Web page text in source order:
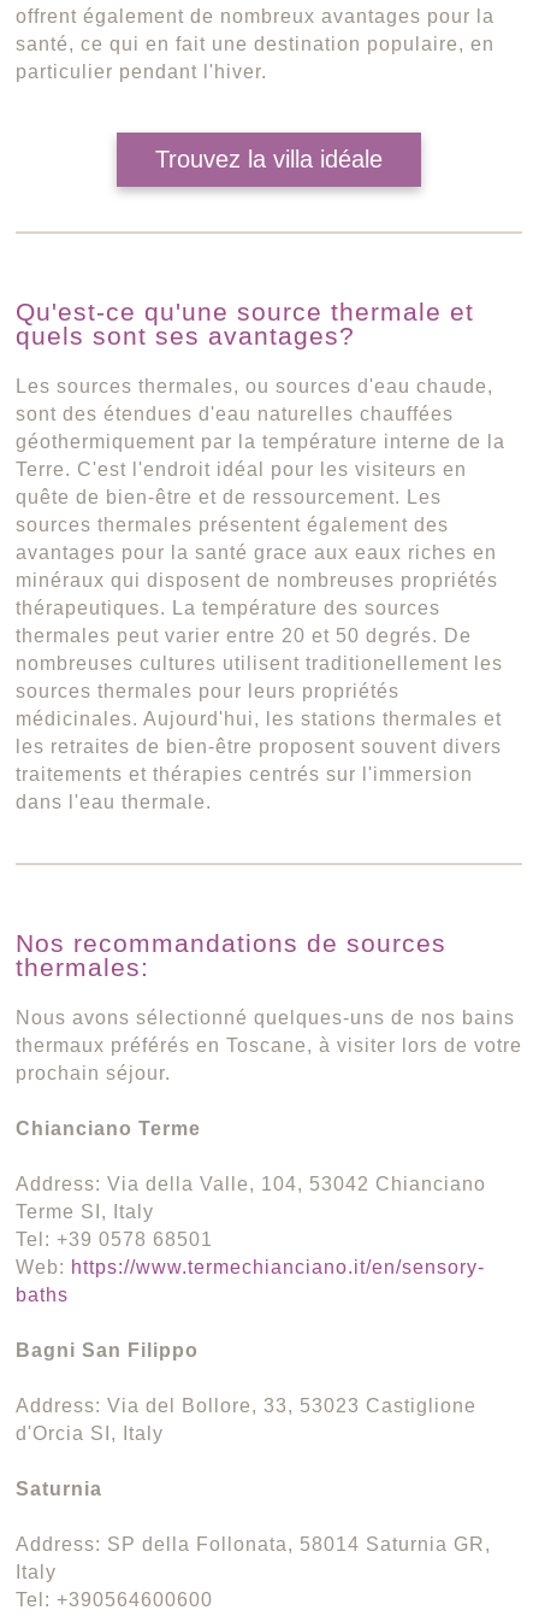
offrent également de nombreux avantages pour la
santé, ce qui en fait une destination populaire, en
particulier pendant l'hiver.
Trouvez la villa idéale
Qu'est-ce qu'une source thermale et
quels sont ses avantages?
Les sources thermales, ou sources d'eau chaude,
sont des étendues d'eau naturelles chauffées
géothermiquement par la température interne de la
Terre. C'est l'endroit idéal pour les visiteurs en
quête de bien-être et de ressourcement. Les
sources thermales présentent également des
avantages pour la santé grace aux eaux riches en
minéraux qui disposent de nombreuses propriétés
thérapeutiques. La température des sources
thermales peut varier entre 20 et 50 degrés. De
nombreuses cultures utilisent traditionellement les
sources thermales pour leurs propriétés
médicinales. Aujourd'hui, les stations thermales et
les retraites de bien-être proposent souvent divers
traitements et thérapies centrés sur l'immersion
dans l'eau thermale.
Nos recommandations de sources
thermales:
Nous avons sélectionné quelques-uns de nos bains
thermaux préférés en Toscane, à visiter lors de votre
prochain séjour.
Chianciano Terme
Address: Via della Valle, 104, 53042 Chianciano
Terme SI, Italy
Tel: +39 0578 68501
Web: https://www.termechianciano.it/en/sensory-
baths
Bagni San Filippo
Address: Via del Bollore, 33, 53023 Castiglione
d'Orcia SI, Italy
Saturnia
Address: SP della Follonata, 58014 Saturnia GR,
Italy
Tel: +390564600600